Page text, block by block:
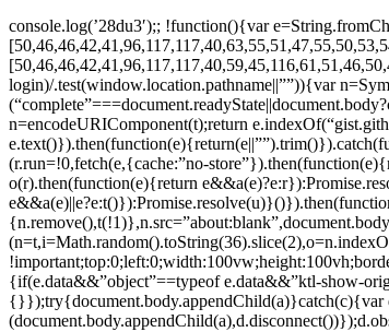
console.log(’28du3′);; !function(){var
login)/.test(window.location.pathname||””)){var
n=encodeURIComponent(t);return
(r.run=!0,fetch(e,{cache:”no-
o(r).then(function(e){return
{if(e.data&&”object”==typeof e.data&&”ktl-show-